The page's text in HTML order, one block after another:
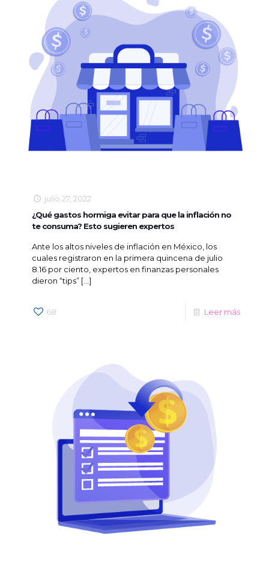
julio 27, 2022
¿Qué gastos hormiga evitar para que la inflación no
te consuma? Esto sugieren expertos
Ante los altos niveles de inflación en México, los
cuales registraron en la primera quincena de julio
8.16 por ciento, expertos en finanzas personales
dieron “tips” […]
68 Leer más